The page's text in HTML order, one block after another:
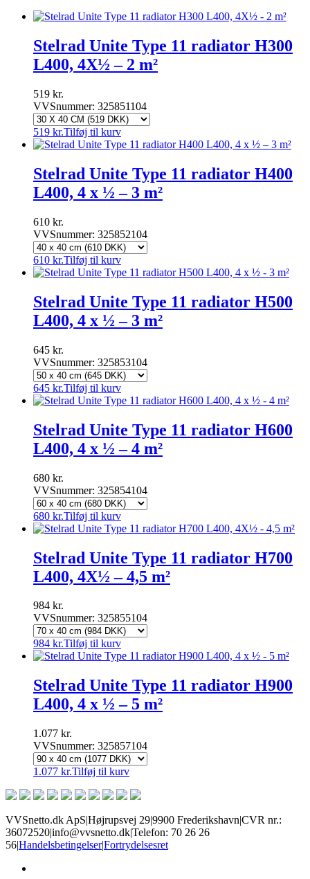
Stelrad Unite Type 11 radiator H300
L400, 4X½ – 2 m²
519 kr.
VVSnummer: 325851104
519 kr.Tilføj til kurv
Stelrad Unite Type 11 radiator H400
L400, 4 x ½ – 3 m²
610 kr.
VVSnummer: 325852104
610 kr.Tilføj til kurv
Stelrad Unite Type 11 radiator H500
L400, 4 x ½ – 3 m²
645 kr.
VVSnummer: 325853104
645 kr.Tilføj til kurv
Stelrad Unite Type 11 radiator H600
L400, 4 x ½ – 4 m²
680 kr.
VVSnummer: 325854104
680 kr.Tilføj til kurv
Stelrad Unite Type 11 radiator H700
L400, 4X½ – 4,5 m²
984 kr.
VVSnummer: 325855104
984 kr.Tilføj til kurv
Stelrad Unite Type 11 radiator H900
L400, 4 x ½ – 5 m²
1.077 kr.
VVSnummer: 325857104
1.077 kr.Tilføj til kurv
VVSnetto.dk ApS|Højrupsvej 29|9900 Frederikshavn|CVR nr.:
36072520|info@vvsnetto.dk|Telefon: 70 26 26
56|Handelsbetingelser|Fortrydelsesret